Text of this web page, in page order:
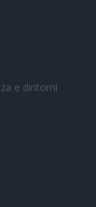
e dintorni